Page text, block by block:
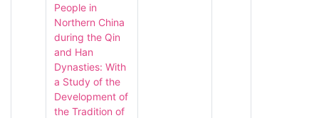
People in
Northern China
during the Qin
and Han
Dynasties: With
a Study of the
Development of
the Tradition of